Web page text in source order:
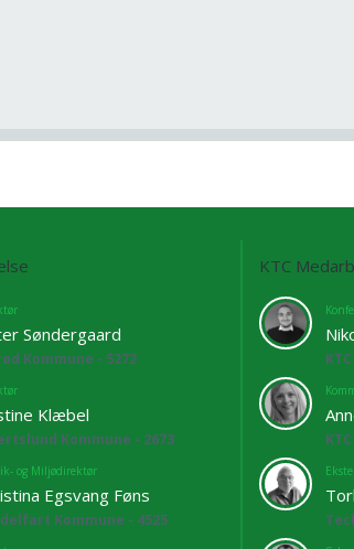
Søndergaard
Kommune - 5272
Klæbel
Kommune - 2673
og Miljødirektør
Egsvang Føns
Kommune - 4525
KTC